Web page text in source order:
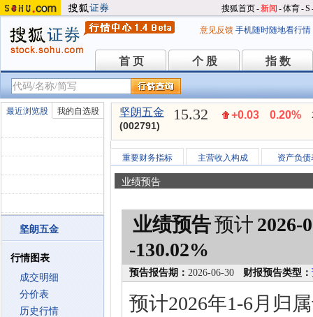
搜狐首页-新闻 -体育-S
意见反馈 手机随时随地看行情
首 页
首 页 个 股
个 股 指 数
指 数
最近浏览股 我的自选股
坚朗五金
行情图表
成交明细
分价表
历史行情
坚朗五金
(002791)
15.32 +0.03 0.20%
重要财务指标 主营收入构成 资产负债
业绩预告
业绩预告预计 2026-
-130.02%
预告报告期： 2026-06-30 财报预告类型：
预计2026年1-6月归